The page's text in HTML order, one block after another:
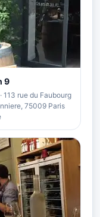
9
113 rue du Faubourg
75009 Paris